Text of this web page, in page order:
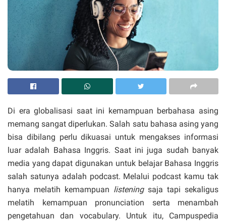
Di era globalisasi saat ini kemampuan berbahasa asing
memang sangat diperlukan. Salah satu bahasa asing yang
bisa dibilang perlu dikuasai untuk mengakses informasi
luar adalah Bahasa Inggris. Saat ini juga sudah banyak
media yang dapat digunakan untuk belajar Bahasa Inggris
salah satunya adalah podcast. Melalui podcast kamu tak
hanya melatih kemampuan listeningsaja tapi sekaligus
melatih kemampuan pronunciation serta menambah
pengetahuan dan vocabulary. Untuk itu, Campuspedia